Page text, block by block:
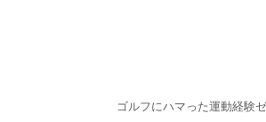
ゴルフにハマった運動経験